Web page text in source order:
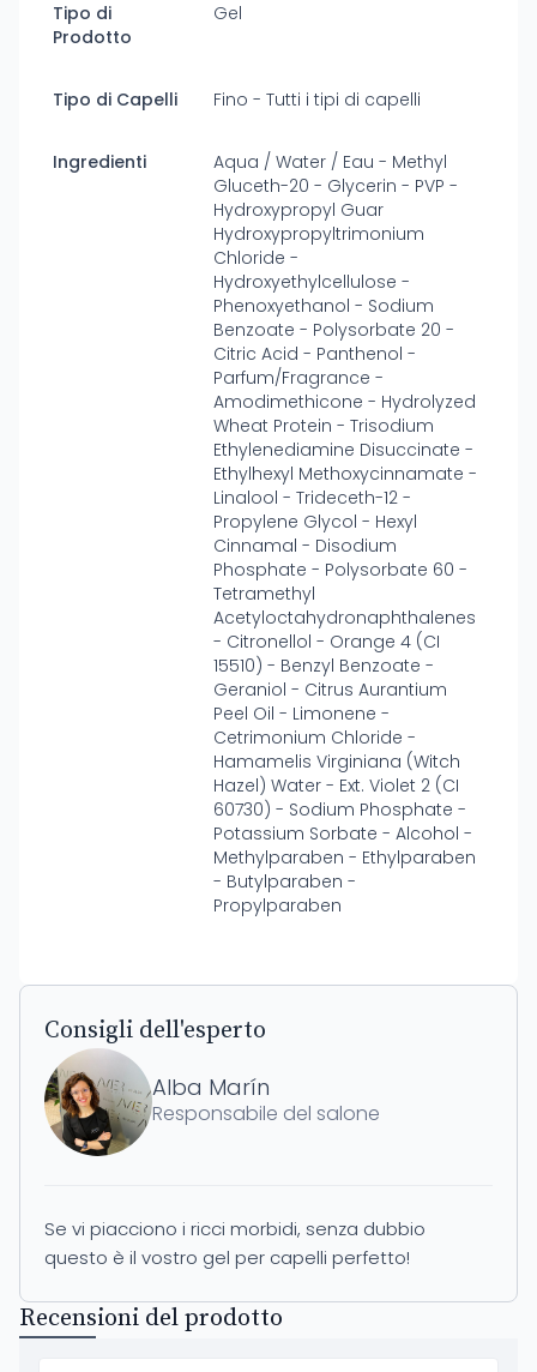
Tipo di
Prodotto
Gel
Tipo di Capelli Fino - Tutti i tipi di capelli
Ingredienti
Aqua / Water / Eau - Methyl
Gluceth-20 - Glycerin - PVP -
Hydroxypropyl Guar
Hydroxypropyltrimonium
Chloride -
Hydroxyethylcellulose -
Phenoxyethanol - Sodium
Benzoate - Polysorbate 20 -
Citric Acid - Panthenol -
Parfum/Fragrance -
Amodimethicone - Hydrolyzed
Wheat Protein - Trisodium
Ethylenediamine Disuccinate -
Ethylhexyl Methoxycinnamate -
Linalool - Trideceth-12 -
Propylene Glycol - Hexyl
Cinnamal - Disodium
Phosphate - Polysorbate 60 -
Tetramethyl
Acetyloctahydronaphthalenes
- Citronellol - Orange 4 (CI
15510) - Benzyl Benzoate -
Geraniol - Citrus Aurantium
Peel Oil - Limonene -
Cetrimonium Chloride -
Hamamelis Virginiana (Witch
Hazel) Water - Ext. Violet 2 (CI
60730) - Sodium Phosphate -
Potassium Sorbate - Alcohol -
Methylparaben - Ethylparaben
- Butylparaben -
Propylparaben
Consigli dell'esperto
Alba Marín
Responsabile del salone
Se vi piacciono i ricci morbidi, senza dubbio
questo è il vostro gel per capelli perfetto!
Recensioni del prodotto